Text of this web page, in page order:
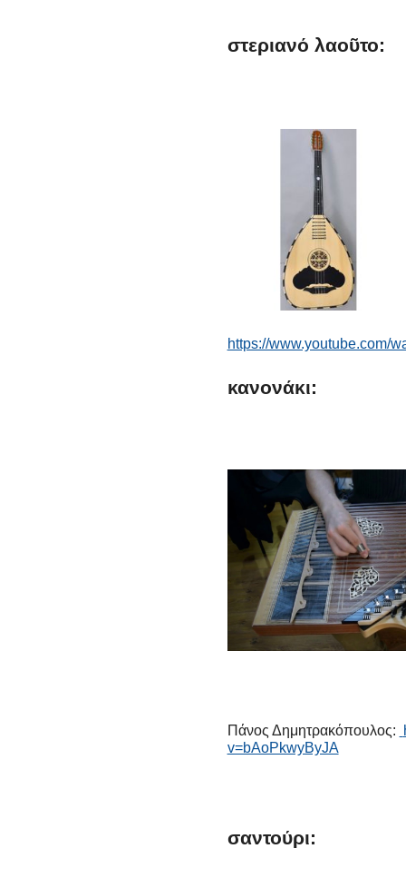
στεριανό λαοῦτο:
https://www.youtube.com/
κανονάκι:
Πάνος Δημητρακόπουλος:
v=bAoPkwyByJA
σαντούρι: